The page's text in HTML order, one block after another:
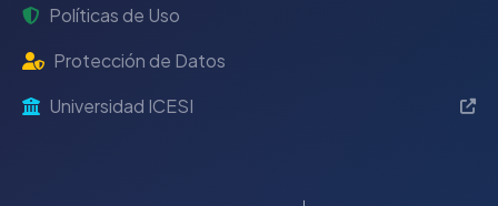
Políticas de Uso
Protección de Datos
Universidad ICESI